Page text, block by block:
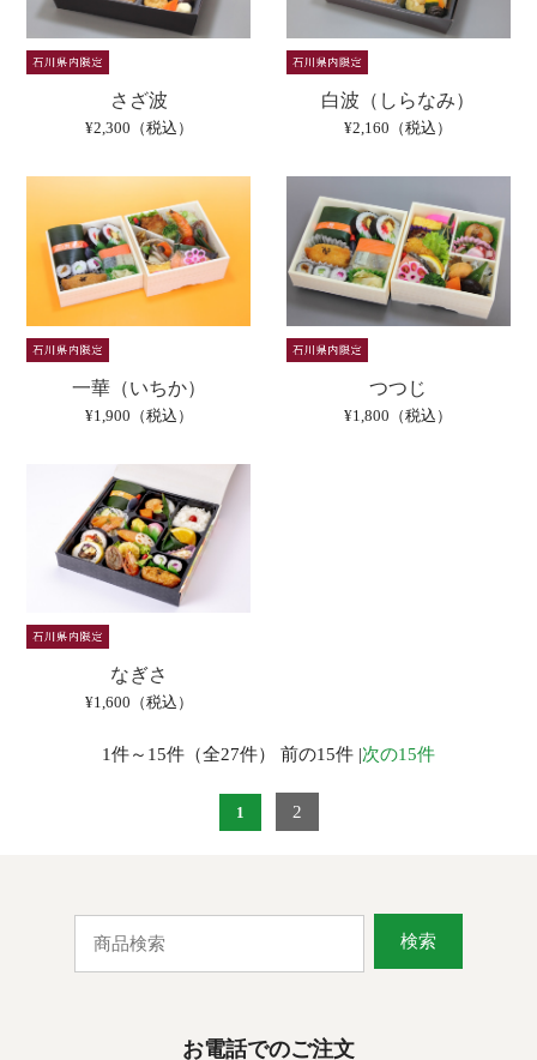
さざ波
¥2,300（税込）
白波（しらなみ）
¥2,160（税込）
一華（いちか）
¥1,900（税込）
つつじ
¥1,800（税込）
なぎさ
¥1,600（税込）
1件～15件（全27件） 前の15件 |次の15件
1 2
検索
お電話でのご注文